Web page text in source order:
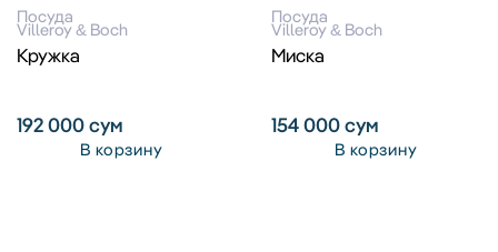
Посуда
Villeroy & Boch
Кружка
192 000сум
В корзину
Посуда
Villeroy & Boch
Миска
154 000сум
В корзину